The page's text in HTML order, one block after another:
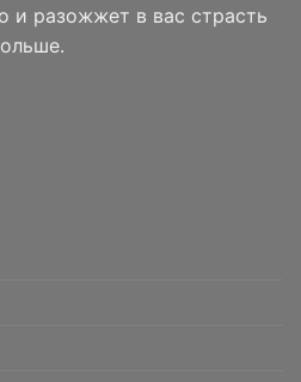
и разожжет в вас страсть